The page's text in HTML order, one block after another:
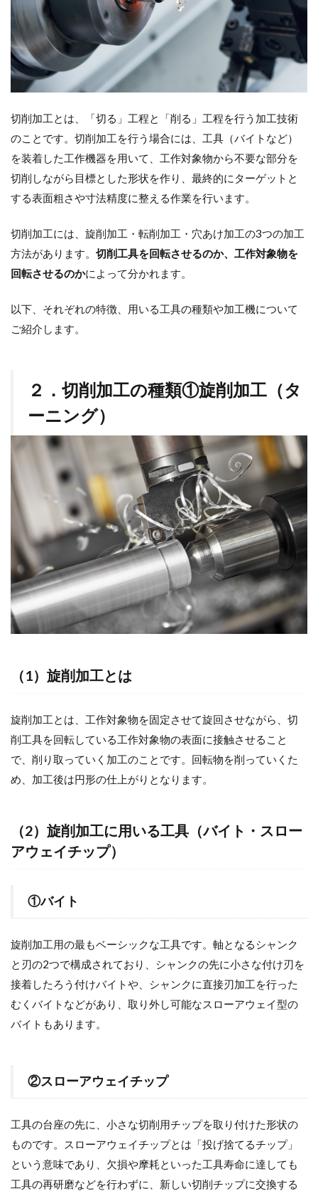
切削加工とは、「切る」工程と「削る」工程を行う加工技術
のことです。切削加工を行う場合には、工具（バイトなど）
を装着した工作機器を用いて、工作対象物から不要な部分を
切削しながら目標とした形状を作り、最終的にターゲットと
する表面粗さや寸法精度に整える作業を行います。
切削加工には、旋削加工・転削加工・穴あけ加工の3つの加工
方法があります。 切削工具を回転させるのか、工作対象物を
回転させるのかによって分かれます。
以下、それぞれの特徴、用いる工具の種類や加工機について
ご紹介します。
２．切削加工の種類①旋削加工（タ
ーニング）
（1）旋削加工とは
旋削加工とは、工作対象物を固定させて旋回させながら、切
削工具を回転している工作対象物の表面に接触させること
で、削り取っていく加工のことです。回転物を削っていくた
め、加工後は円形の仕上がりとなります。
（2）旋削加工に用いる工具（バイト・スロー
アウェイチップ）
①バイト
旋削加工用の最もベーシックな工具です。軸となるシャンク
と刃の2つで構成されており、シャンクの先に小さな付け刃を
接着したろう付けバイトや、シャンクに直接刃加工を行った
むくバイトなどがあり、取り外し可能なスローアウェイ型の
バイトもあります。
②スローアウェイチップ
工具の台座の先に、小さな切削用チップを取り付けた形状の
ものです。スローアウェイチップとは「投げ捨てるチップ」
という意味であり、欠損や摩耗といった工具寿命に達しても
工具の再研磨などを行わずに、新しい切削チップに交換する